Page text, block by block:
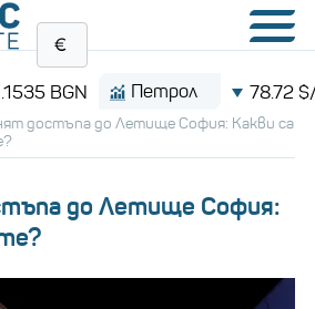
Петрол 78.72 $/барел
достъпа до Летище София: Какви са
до Летище София: